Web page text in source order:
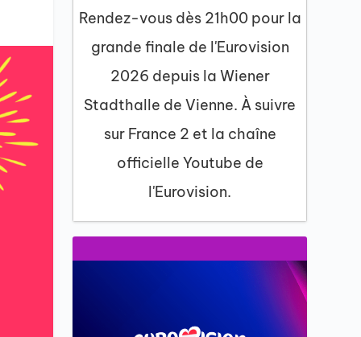
Rendez-vous dès 21h00 pour la
grande finale de l'Eurovision
2026 depuis la Wiener
Stadthalle de Vienne. À suivre
sur France 2 et la chaîne
officielle Youtube de
l'Eurovision.